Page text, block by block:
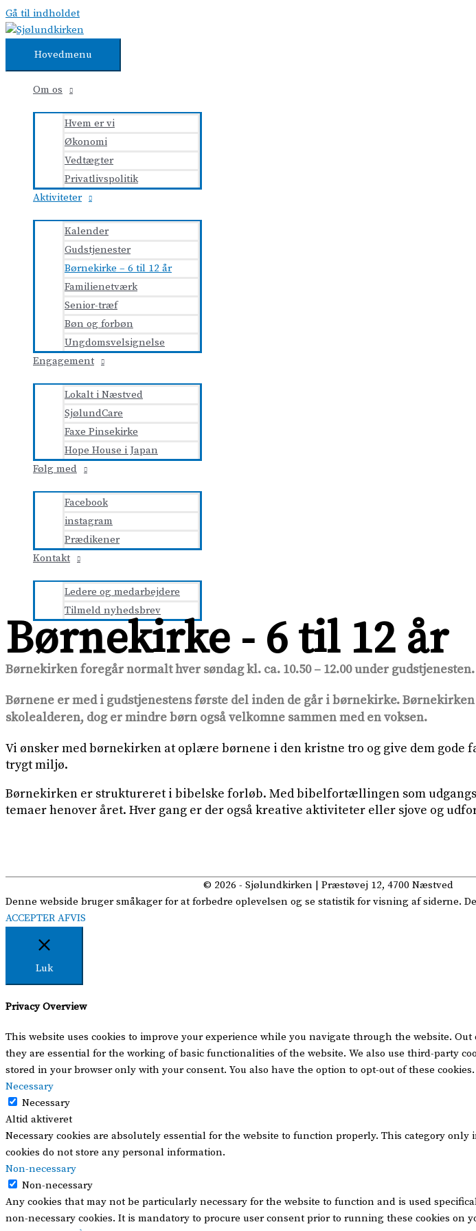
Gå til indholdet
Hovedmenu
Om os
Hvem er vi
Økonomi
Vedtægter
Privatlivspolitik
Aktiviteter
Kalender
Gudstjenester
Børnekirke – 6 til 12 år
Familienetværk
Senior-træf
Bøn og forbøn
Ungdomsvelsignelse
Engagement
Lokalt i Næstved
SjølundCare
Faxe Pinsekirke
Hope House i Japan
Følg med
Facebook
instagram
Prædikener
Kontakt
Ledere og medarbejdere
Tilmeld nyhedsbrev
Børnekirke - 6 til 12 år
Børnekirken foregår normalt hver søndag kl. ca. 10.50 – 12.00 under gudstjenesten.
Børnene er med i gudstjenestens første del inden de går i børnekirke.
skolealderen, dog er mindre børn også velkomne sammen med en voksen.
Vi ønsker med børnekirken at oplære børnene i den kristne tro og give dem gode
trygt miljø.
Børnekirken er struktureret i bibelske forløb. Med bibelfortællingen som
temaer henover året. Hver gang er der også kreative aktiviteter eller sjove og
© 2026 - Sjølundkirken | Præstøvej 12, 4700 Næstved
Denne webside bruger småkager for at forbedre oplevelsen og se statistik for visning af siderne.
ACCEPTER AFVIS
Luk
Privacy Overview
This website uses cookies to improve your experience while you navigate through the website.
they are essential for the working of basic functionalities of the website. We also use third-party
stored in your browser only with your consent. You also have the option to opt-out of these
Necessary
Necessary
Altid aktiveret
Necessary cookies are absolutely essential for the website to function properly. This category
cookies do not store any personal information.
Non-necessary
Non-necessary
Any cookies that may not be particularly necessary for the website to function and is used
non-necessary cookies. It is mandatory to procure user consent prior to running these cookies on